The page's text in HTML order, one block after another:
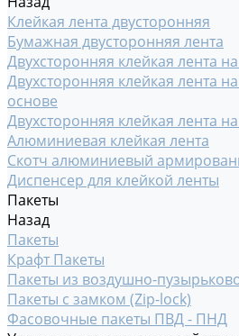
Клейкая лента двусторонняя
Бумажная двусторонняя лента
Двухсторонняя клейкая лента
Двухсторонняя клейкая лента
основе
Двухсторонняя клейкая лента
Алюминиевая клейкая лента
Скотч алюминиевый
Диспенсер для клейкой ленты
Пакеты
Назад
Пакеты
Крафт Пакеты
Пакеты из воздушно-
Пакеты с замком (Zip-lock)
Фасовочные пакеты ПВД - ПНД